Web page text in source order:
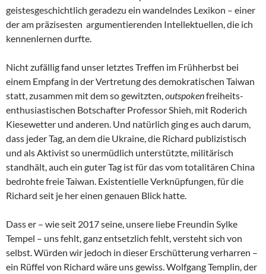
geistesgeschichtlich geradezu ein wandelndes Lexikon – einer
der am präzisesten argumentierenden Intellektuellen, die ich
kennenlernen durfte.
Nicht zufällig fand unser letztes Treffen im Frühherbst bei
einem Empfang in der Vertretung des demokratischen Taiwan
statt, zusammen mit dem so gewitzten,outspokenfreiheits-
enthusiastischen Botschafter Professor Shieh, mit Roderich
Kiesewetter und anderen. Und natürlich ging es auch darum,
dass jeder Tag, an dem die Ukraine, die Richard publizistisch
und als Aktivist so unermüdlich unterstützte, militärisch
standhält, auch ein guter Tag ist für das vom totalitären China
bedrohte freie Taiwan. Existentielle Verknüpfungen, für die
Richard seit je her einen genauen Blick hatte.
Dass er – wie seit 2017 seine, unsere liebe Freundin Sylke
Tempel – uns fehlt, ganz entsetzlich fehlt, versteht sich von
selbst. Würden wir jedoch in dieser Erschütterung verharren –
ein Rüffel von Richard wäre uns gewiss. Wolfgang Templin, der